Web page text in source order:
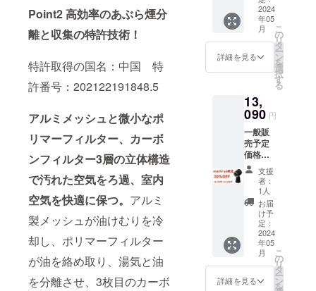
Point2 高効率のあぶら煙分
離と収集の特許技術！
特許取得の国名：中国 特
許番号：202122191848.5
アルミメッシュと微小なポ
リマーフィルター、カーボ
ンフィルター3層の立体構造
で汚れた空気をろ過、室内
空気を快適に保つ。 アルミ
製メッシュが油けむりを冷
却し、ポリマーフィルター
が油を絡め取り、湯気と油
を分離させ、3枚目のカーボ
す。
×5 ・
カーボ
ンフィ
ルター
×6 ・日
沖縄・
一部離
島は発
送いた
しかね
ますの
でご理
解の
上、ご
支援の
ほどお
願いい
たしま
す。
込・ 送
込）
内容
物： ・
NewBe
st卓上
フード
本体
TBX8)
色：
ブラッ
ク ×1
台 ・AC
アダプ
タｘ1
・ポリ
マフィ
ルター
×5 ・
カーボ
ンフィ
ルター
×6 ・日
2024
年05
月
詳細を見る
こ
の
リ
タ
ー
ン
を
選
択
す
る
13,
090 円
一般販
売予定
価格
18,700
円(税込)
の30％
オフ
→13,09
0円(税
込・ 送
込）
内容
物： ・
支援
者：
1人
お届
け予
定：
2024
年05
月
詳細を見る
こ
の
リ
タ
ー
ン
を